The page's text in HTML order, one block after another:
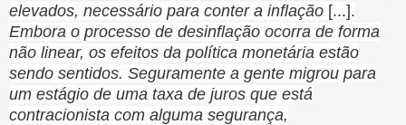
elevados, necessário para conter a inflação [...].
Embora o processo de desinflação ocorra de forma
não linear, os efeitos da política monetária estão
sendo sentidos. Seguramente a gente migrou para
um estágio de uma taxa de juros que está
contracionista com alguma segurança,